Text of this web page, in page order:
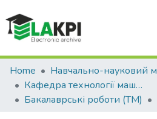
Communities & Collections
All of DSpace
Home
Кафедра технології машинобудування (ТМ)
Бакалаврські роботи (ТМ)